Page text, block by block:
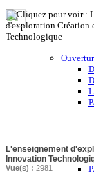
L'enseignement
Innovation
Vue(s) : 2981